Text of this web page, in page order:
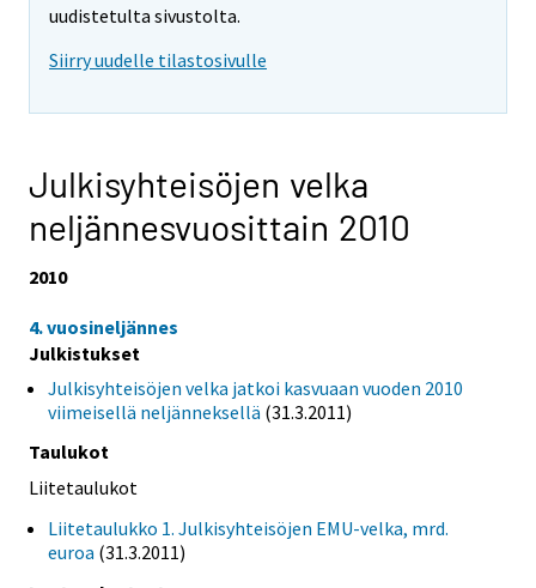
uudistetulta sivustolta.
Siirry uudelle tilastosivulle
Julkisyhteisöjen velka
neljännesvuosittain 2010
2010
4. vuosineljännes
Julkistukset
Julkisyhteisöjen velka jatkoi kasvuaan vuoden 2010
viimeisellä neljänneksellä (31.3.2011)
Taulukot
Liitetaulukot
Liitetaulukko 1. Julkisyhteisöjen EMU-velka, mrd.
euroa (31.3.2011)